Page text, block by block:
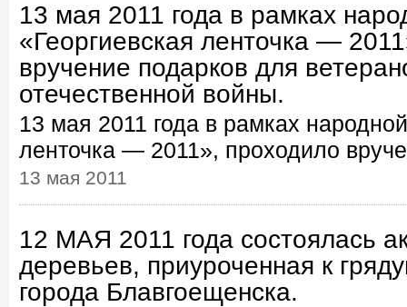
13 мая 2011 года в рамках
«Георгиевская ленточка —
вручение подарков для
отечественной войны.
13 мая 2011 года в рамках
ленточка — 2011», проходило
13 мая 2011
12 МАЯ 2011 года состоялась
деревьев, приуроченная к
города Блавгоещенска.